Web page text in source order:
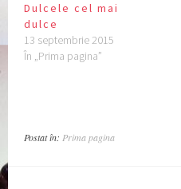
Dulcele cel mai
dulce
13 septembrie 2015
În „Prima pagina”
Postat în:Prima pagina